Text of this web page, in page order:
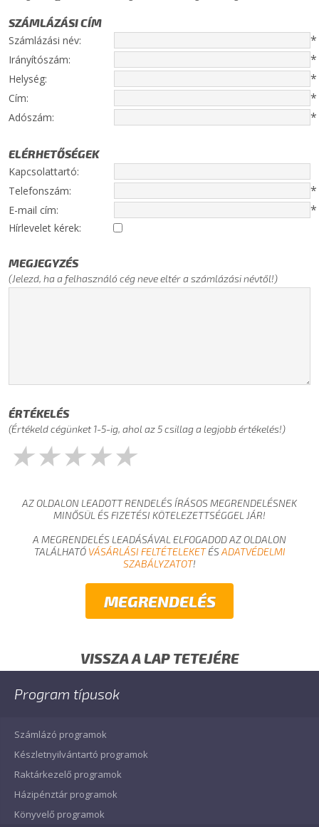
SZÁMLÁZÁSI CÍM
Számlázási név:
*
Irányítószám: *
Helység: *
Cím: *
Adószám: *
ELÉRHETŐSÉGEK
Kapcsolattartó:
Telefonszám:
*
E-mail cím: *
Hírlevelet kérek:
MEGJEGYZÉS
(Jelezd, ha a felhasználó cég neve eltér a számlázási névtől!)
ÉRTÉKELÉS
(Értékeld cégünket 1-5-ig, ahol az 5 csillag a legjobb értékelés!)
★★★★★
AZ OLDALON LEADOTT RENDELÉS ÍRÁSOS MEGRENDELÉSNEK
MINŐSÜL ÉS FIZETÉSI KÖTELEZETTSÉGGEL JÁR!
A MEGRENDELÉS LEADÁSÁVAL ELFOGADOD AZ OLDALON
TALÁLHATÓ VÁSÁRLÁSI FELTÉTELEKETÉSADATVÉDELMI
SZABÁLYZATOT!
VISSZA A LAP TETEJÉRE
Program típusok
Számlázó programok
Készletnyilvántartó programok
Raktárkezelő programok
Házipénztár programok
Könyvelő programok